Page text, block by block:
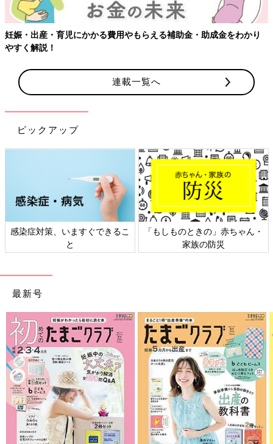
わかり 【ワクチン接種できるものも】妊婦の感染症対策、知っ
連載一覧へ
ピックアップ
赤ちゃん・
日本外来小児科学会リーフレッ
六星占術 細木かお
最新号